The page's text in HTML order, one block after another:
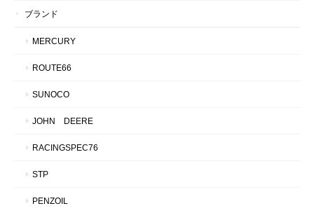
ブランド
MERCURY
ROUTE66
SUNOCO
JOHN DEERE
RACINGSPEC76
STP
PENZOIL